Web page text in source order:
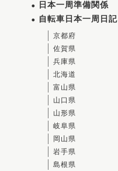
日本一周準備関係
自転車日本一周日記
京都府
佐賀県
兵庫県
北海道
富山県
山口県
山形県
岐阜県
岡山県
岩手県
島根県